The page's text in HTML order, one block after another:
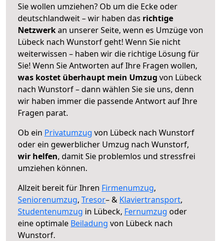
Sie wollen umziehen? Ob um die Ecke oder
deutschlandweit – wir haben das richtige
Netzwerkan unserer Seite, wenn es Umzüge von
Lübeck nach Wunstorf geht! Wenn Sie nicht
weiterwissen – haben wir die richtige Lösung für
Sie! Wenn Sie Antworten auf Ihre Fragen wollen,
was kostet überhaupt mein Umzug von Lübeck
nach Wunstorf – dann wählen Sie sie uns, denn
wir haben immer die passende Antwort auf Ihre
Fragen parat.
Ob ein Privatumzug von Lübeck nach Wunstorf
oder ein gewerblicher Umzug nach Wunstorf,
wir helfen, damit Sie problemlos und stressfrei
umziehen können.
Allzeit bereit für Ihren Firmenumzug,
Seniorenumzug, Tresor– & Klaviertransport,
Studentenumzug in Lübeck, Fernumzug oder
eine optimale Beiladung von Lübeck nach
Wunstorf.